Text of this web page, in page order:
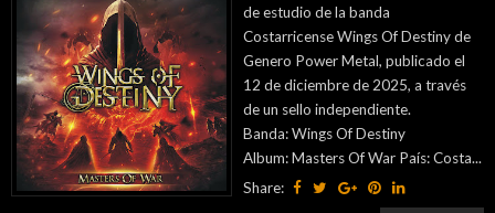
de estudio de la banda
Costarricense Wings Of Destiny de
Genero Power Metal, publicado el
12 de diciembre de 2025, a través
de un sello independiente.
Banda: Wings Of Destiny
Album: Masters Of War País: Costa...
Share: